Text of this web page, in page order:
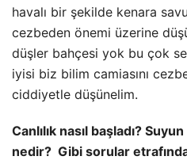
havalı bir şekilde kenara
cezbeden önemi üzerine
düşler bahçesi yok bu çok
iyisi biz bilim camiasını
ciddiyetle düşünelim.
Canlılık nasıl başladı?
nedir? Gibi sorular